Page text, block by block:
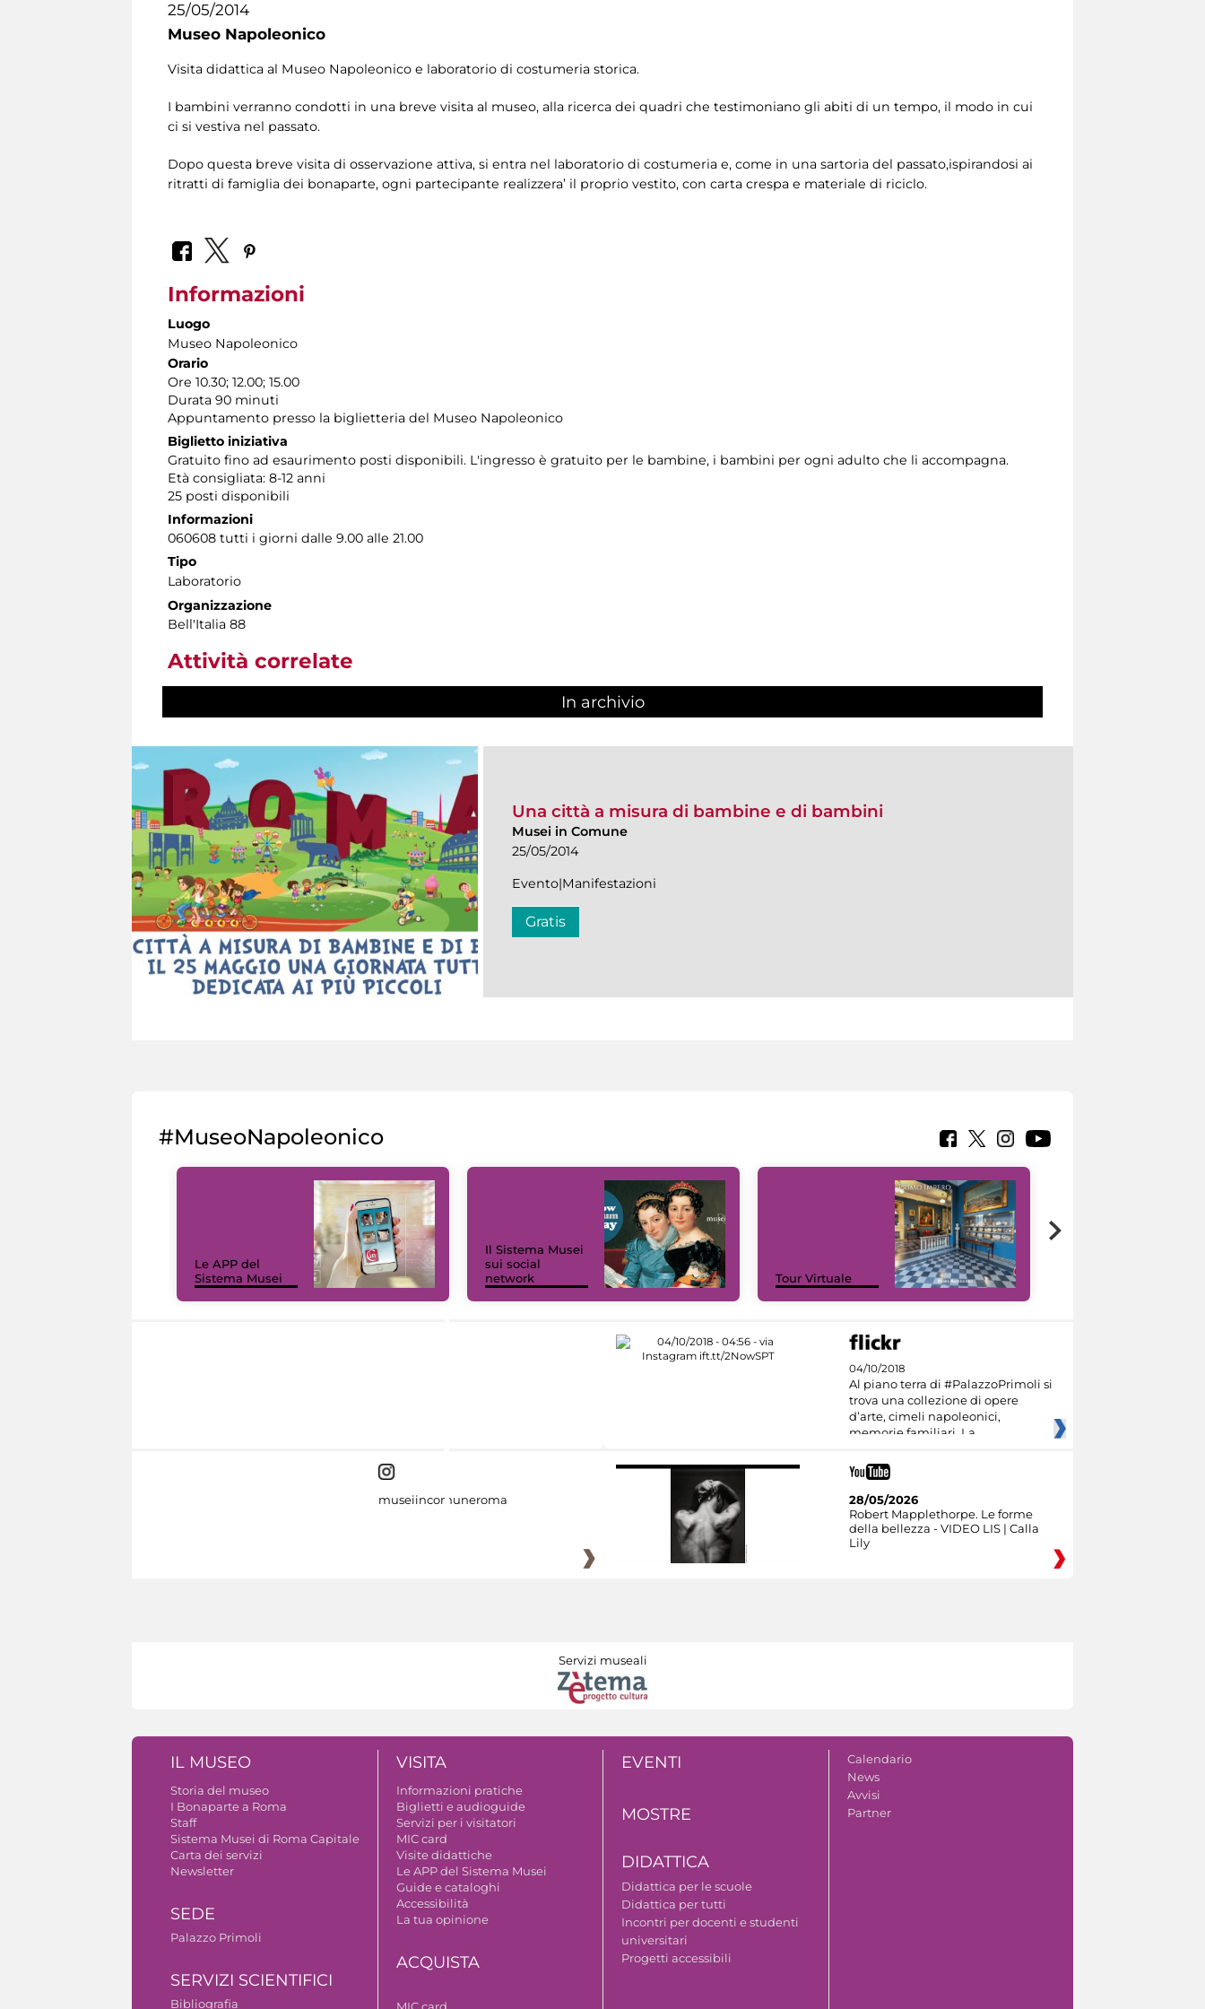
25/05/2014
Museo Napoleonico
Visita didattica al Museo Napoleonico e laboratorio di costumeria storica.
I bambini verranno condotti in una breve visita al museo, alla ricerca dei quadri che testimoniano gli abiti di un tempo, il modo in cui
ci si vestiva nel passato.
Dopo questa breve visita di osservazione attiva, si entra nel laboratorio di costumeria e, come in una sartoria del passato,ispirandosi ai
ritratti di famiglia dei bonaparte, ogni partecipante realizzera’ il proprio vestito, con carta crespa e materiale di riciclo.
Informazioni
Luogo
Museo Napoleonico
Orario
Ore 10.30; 12.00; 15.00
Durata 90 minuti
Appuntamento presso la biglietteria del Museo Napoleonico
Biglietto iniziativa
Gratuito fino ad esaurimento posti disponibili. L'ingresso è gratuito per le bambine, i bambini per ogni adulto che li accompagna.
Età consigliata: 8-12 anni
25 posti disponibili
Informazioni
060608 tutti i giorni dalle 9.00 alle 21.00
Tipo
Laboratorio
Organizzazione
Bell'Italia 88
Attività correlate
In archivio
Una città a misura di bambine e di bambini
Musei in Comune
25/05/2014
Evento|Manifestazioni
Gratis
#MuseoNapoleonico
Le APP del
Sistema Musei
Il Sistema Musei
sui social
network
Tour Virtuale
04/10/2018
Al piano terra di #PalazzoPrimoli si
trova una collezione di opere
d’arte, cimeli napoleonici,
memorie familiari. La
museiincomuneroma
28/05/2026
Robert Mapplethorpe. Le forme
della bellezza - VIDEO LIS | Calla
Lily
Servizi museali
IL MUSEO
Storia del museo
I Bonaparte a Roma
Staff
Sistema Musei di Roma Capitale
Carta dei servizi
Newsletter
SEDE
Palazzo Primoli
SERVIZI SCIENTIFICI
Bibliografia
VISITA
Informazioni pratiche
Biglietti e audioguide
Servizi per i visitatori
MIC card
Visite didattiche
Le APP del Sistema Musei
Guide e cataloghi
Accessibilità
La tua opinione
ACQUISTA
EVENTI
MOSTRE
DIDATTICA
Didattica per le scuole
Didattica per tutti
Incontri per docenti e studenti
universitari
Progetti accessibili
Calendario
News
Avvisi
Partner